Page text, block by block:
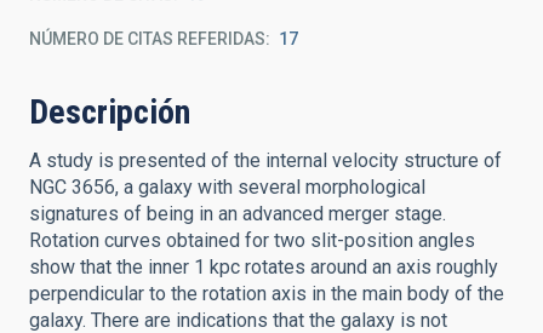
NÚMERO DE CITAS REFERIDAS 17
Descripción
A study is presented of the internal velocity structure of
NGC 3656, a galaxy with several morphological
signatures of being in an advanced merger stage.
Rotation curves obtained for two slit-position angles
show that the inner 1 kpc rotates around an axis roughly
perpendicular to the rotation axis in the main body of the
galaxy. There are indications that the galaxy is not